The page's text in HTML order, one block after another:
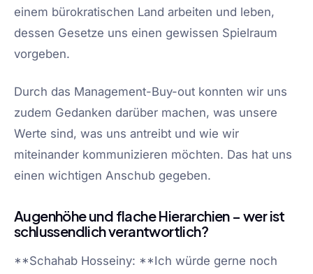
einem bürokratischen Land arbeiten und leben,
dessen Gesetze uns einen gewissen Spielraum
vorgeben.
Durch das Management-Buy-out konnten wir uns
zudem Gedanken darüber machen, was unsere
Werte sind, was uns antreibt und wie wir
miteinander kommunizieren möchten. Das hat uns
einen wichtigen Anschub gegeben.
Augenhöhe und flache Hierarchien – wer ist
schlussendlich verantwortlich?
**Schahab Hosseiny: **Ich würde gerne noch